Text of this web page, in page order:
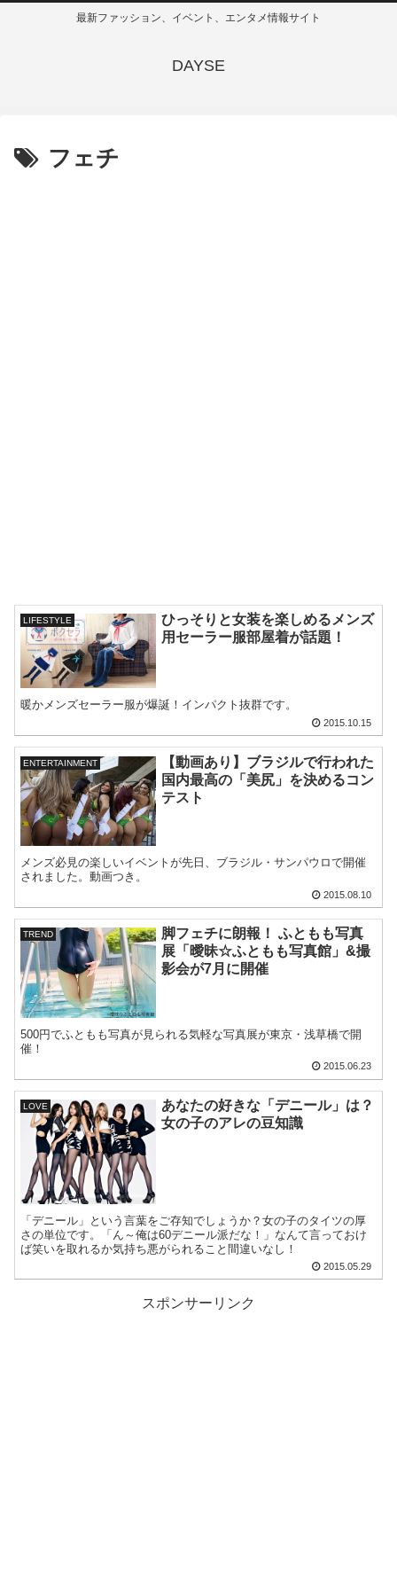
最新ファッション、イベント、エンタメ情報サイト
DAYSE
フェチ
LIFESTYLE
ひっそりと女装を楽しめるメンズ
用セーラー服部屋着が話題！
暖かメンズセーラー服が爆誕！インパクト抜群です。
2015.10.15
ENTERTAINMENT
【動画あり】ブラジルで行われた
国内最高の「美尻」を決めるコン
テスト
メンズ必見の楽しいイベントが先日、ブラジル・サンパウロで開催
されました。動画つき。
2015.08.10
TREND
脚フェチに朗報！ ふともも写真
展「曖昧☆ふともも写真館」&撮
影会が7月に開催
500円でふともも写真が見られる気軽な写真展が東京・浅草橋で開
催！
2015.06.23
LOVE
あなたの好きな「デニール」は？
女の子のアレの豆知識
「デニール」という言葉をご存知でしょうか？女の子のタイツの厚
さの単位です。「ん～俺は60デニール派だな！」なんて言っておけ
ば笑いを取れるか気持ち悪がられること間違いなし！
2015.05.29
スポンサーリンク